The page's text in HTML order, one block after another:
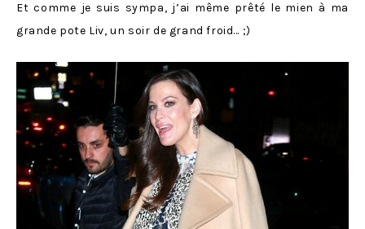
Et comme je suis sympa, j’ai même prêté le mien à ma
grande pote Liv, un soir de grand froid… ;)